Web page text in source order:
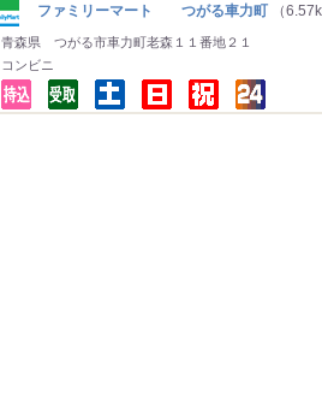
ファミリーマート つがる車力町 （
青森県 つがる市車力町老森１１番地２１
コンビニ